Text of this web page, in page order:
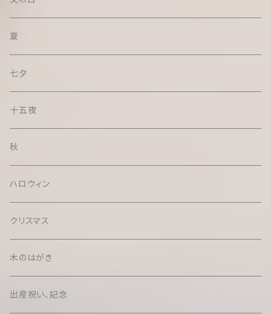
夏
七夕
十五夜
秋
ハロウィン
クリスマス
木のはがき
出産祝い、記念